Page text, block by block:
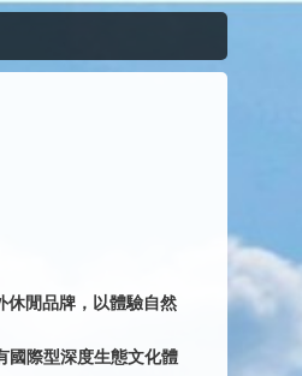
休閒品牌，以體驗自然
國際型深度生態文化體